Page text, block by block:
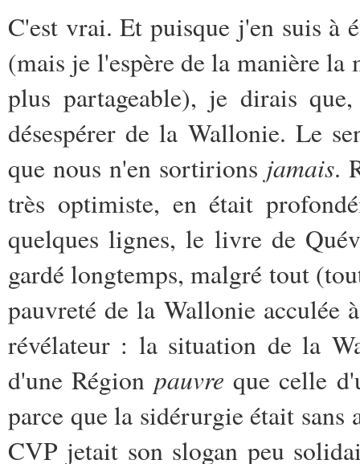
C'est vrai. Et puisque j'en suis à
(mais je l'espère de la manière
plus partageable), je dirais
désespérer de la Wallonie. Le
que nous n'en sortirions jamais.
très optimiste, en était
quelques lignes, le livre de
gardé longtemps, malgré tout
pauvreté de la Wallonie acculée
révélateur : la situation de la
d'une Région pauvre que celle
parce que la sidérurgie était sans
CVP jetait son slogan peu